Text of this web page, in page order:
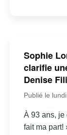
Sophie
clarifie
Denise
Publié le
À 93 ans, je
fait ma part!